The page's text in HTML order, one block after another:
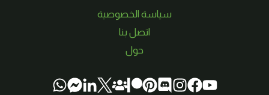
سياسة الخصوصية
اتصل بنا
حول